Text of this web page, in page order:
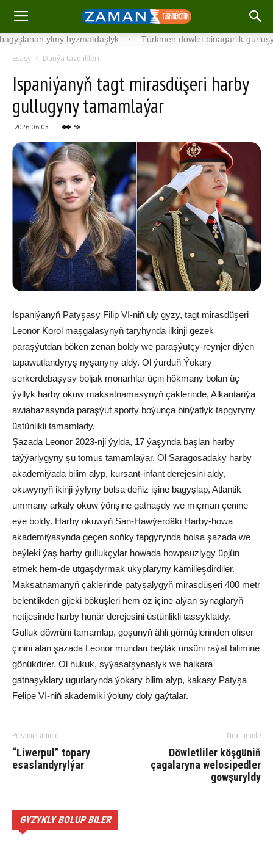
ylmy hyzmatdaşlyk · Türkmen döwlet binagärlik-gurluşyk
Esasy Dünýä täzelikleri
Ispaniýanyň tagt mirasdüşeri harby
gullugyny tamamlaýar
2026-06-03 58
Ispaniýanyň Patyşasy Filip VI-niň uly gyzy, tagt mirasdüşeri
Leonor Korol maşgalasynyň taryhynda ilkinji gezek
paraşýutdan böken zenan boldy we paraşýutçy-reynjer diýen
tapawutlandyryş nyşanyny aldy. Ol ýurduň Ýokary
serkerdebaşysy boljak monarhlar üçin hökmany bolan üç
ýyllyk harby okuw maksatnamasynyň çäklerinde, Alkantariýa
awiabazasynda paraşýut sporty boýunça binýatlyk tapgyryny
üstünlikli tamamlady.
Şazada Leonor 2023-nji ýylda, 17 ýaşynda başlan harby
taýýarlygyny şu tomus tamamlaýar. Ol Saragosadaky harby
akademiýada bilim alyp, kursant-infant derejesini aldy,
okuwynyň ikinji ýylyny bolsa deňiz işine bagyşlap, Atlantik
ummany arkaly okuw ýörişine gatnaşdy we miçman çenine
eýe boldy. Harby okuwyň San-Hawýerdäki Harby-howa
akademiýasynda geçen soňky tapgyrynda bolsa şazada we
beýleki ýaş harby gullukçylar howada howpsuzlygy üpjün
etmek hem-de utgaşdyrmak ukyplaryny kämilleşdirdiler.
Maksatnamanyň çäklerinde patyşalygyň mirasdüşeri 400 metr
belentlikden gijeki böküşleri hem öz içine alýan synaglaryň
netijesinde harby hünär derejesini üstünlikli tassyklatdy.
Gulluk döwrüni tamamlap, goşunyň ähli görnüşlerinden ofiser
çinini alan şazada Leonor mundan beýläk ünsüni raýat bilimine
gönükdirer. Ol hukuk, syýasatşynaslyk we halkara
gatnaşyklary ugurlarynda ýokary bilim alyp, kakasy Patyşa
Felipe VI-niň akademiki ýoluny doly gaýtalar.
Previous article
“Liwerpul” topary
esaslandyrylýar
Next article
Döwletliler köşgüniň
çagalaryna welosipedler
gowşuryldy
GYZYKLY BOLUP BILER